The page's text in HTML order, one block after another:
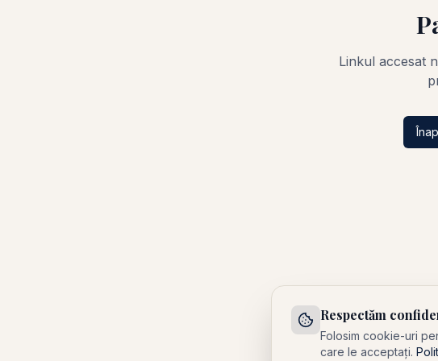
Linkul accesat
Respectăm
Folosim cookie-uri
care le acceptați.